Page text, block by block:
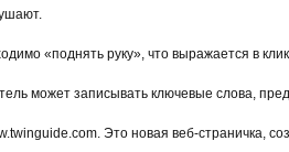
«поднять руку», что выражается в
может записывать ключевые слова,
Это новая веб-страничка,